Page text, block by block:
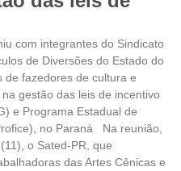
com integrantes do Sindicato
de Diversões do Estado do
de fazedores de cultura e
gestão das leis de incentivo
e Programa Estadual de
no Paraná Na reunião,
o Sated-PR, que
das Artes Cênicas e